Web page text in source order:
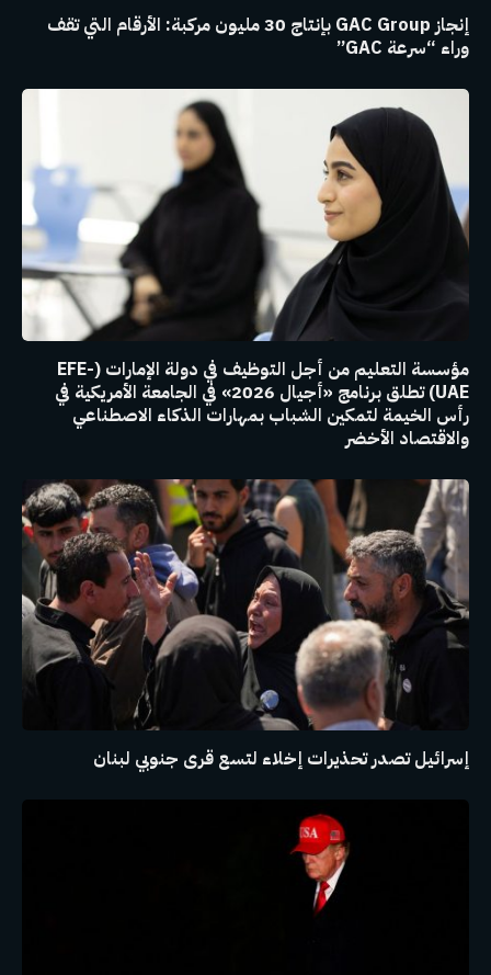
إنجاز GAC Group بإنتاج 30 مليون مركبة: الأرقام التي تقف
وراء “سرعة GAC”
مؤسسة التعليم من أجل التوظيف في دولة الإمارات (EFE-
UAE) تطلق برنامج «أجيال 2026» في الجامعة الأمريكية في
رأس الخيمة لتمكين الشباب بمهارات الذكاء الاصطناعي
والاقتصاد الأخضر
إسرائيل تصدر تحذيرات إخلاء لتسع قرى جنوبي لبنان